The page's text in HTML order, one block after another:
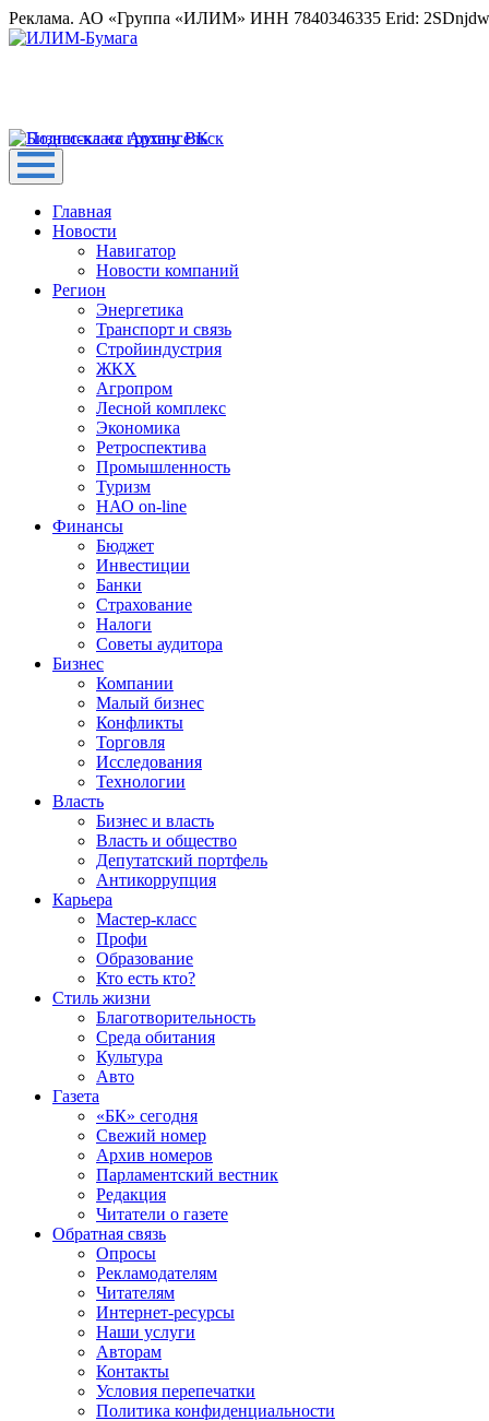
Реклама. АО «Группа «ИЛИМ» ИНН 7840346335 Erid:
Главная
Новости
Навигатор
Новости компаний
Регион
Энергетика
Транспорт и связь
Стройиндустрия
ЖКХ
Агропром
Лесной комплекс
Экономика
Ретроспектива
Промышленность
Туризм
НАО on-line
Финансы
Бюджет
Инвестиции
Банки
Страхование
Налоги
Советы аудитора
Бизнес
Компании
Малый бизнес
Конфликты
Торговля
Исследования
Технологии
Власть
Бизнес и власть
Власть и общество
Депутатский портфель
Антикоррупция
Карьера
Мастер-класс
Профи
Образование
Кто есть кто?
Стиль жизни
Благотворительность
Среда обитания
Культура
Авто
Газета
«БК» сегодня
Свежий номер
Архив номеров
Парламентский вестник
Редакция
Читатели о газете
Обратная связь
Опросы
Рекламодателям
Читателям
Интернет-ресурсы
Наши услуги
Авторам
Контакты
Условия перепечатки
Политика конфиденциальности